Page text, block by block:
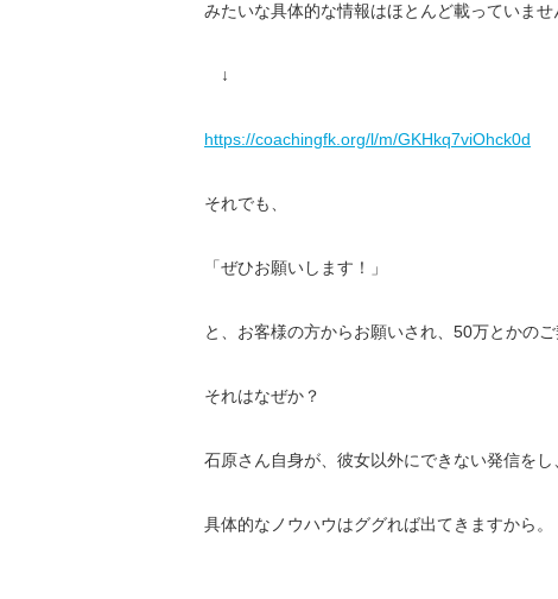
みたいな具体的な情報はほとんど載っていませ
↓
https://coachingfk.org/l/m/GKHkq7viOhck0d
それでも、
「ぜひお願いします！」
と、お客様の方からお願いされ、 50万とかのご
それはなぜか？
石原さん自身が、彼女以外にできない発信をし
具体的なノウハウはググれば出てきますから。